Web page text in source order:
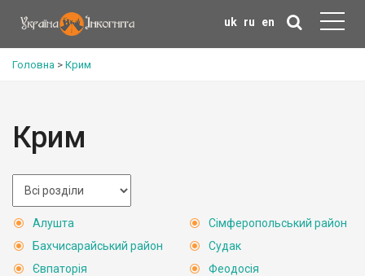
uk ru en
Головна > Крим
Крим
Алушта
Бахчисарайський район
Євпаторія
Сімферопольський район
Судак
Феодосія